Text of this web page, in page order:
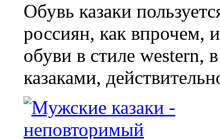
Обувь казаки
россиян, как впрочем,
обуви в стиле western,
казаками,